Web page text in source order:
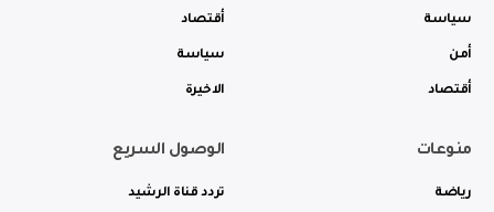
سياسة
أمن
أقتصاد
أقتصاد
سياسة
الاخيرة
منوعات
رياضة
الوصول السريع
تردد قناة الرشيد